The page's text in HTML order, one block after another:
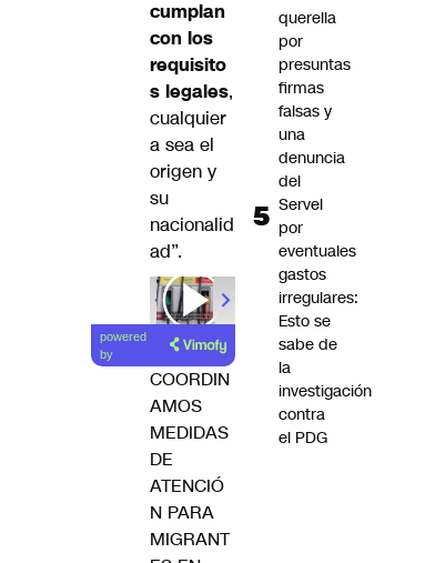
cumplan
con los
requisito
s legales,
cualquier
a sea el
origen y
su
nacionalid
ad”.
powered
by
COORDIN
AMOS
MEDIDAS
DE
ATENCIÓ
N PARA
MIGRANT
querella
por
presuntas
firmas
falsas y
una
denuncia
del
Servel
por
eventuales
gastos
irregulares:
Esto se
sabe de
la
investigación
contra
el PDG